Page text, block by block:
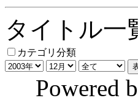
タイトル一
カテゴリ分類
Powered